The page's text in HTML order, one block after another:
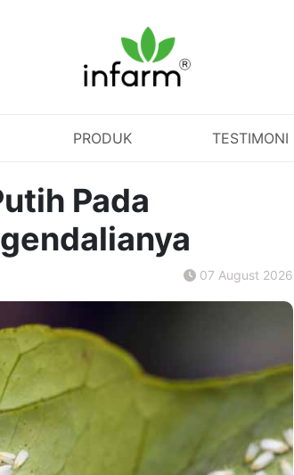
PRODUK TESTIMONI
Pada
07 August 2026